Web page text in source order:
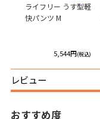
ライフリー うす型軽
快パンツ M
5,544円(税込)
レビュー
おすすめ度